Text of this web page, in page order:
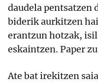
daudela pentsatzen
biderik aurkitzen
erantzun hotzak,
eskaintzen. Paper
Ate bat irekitzen